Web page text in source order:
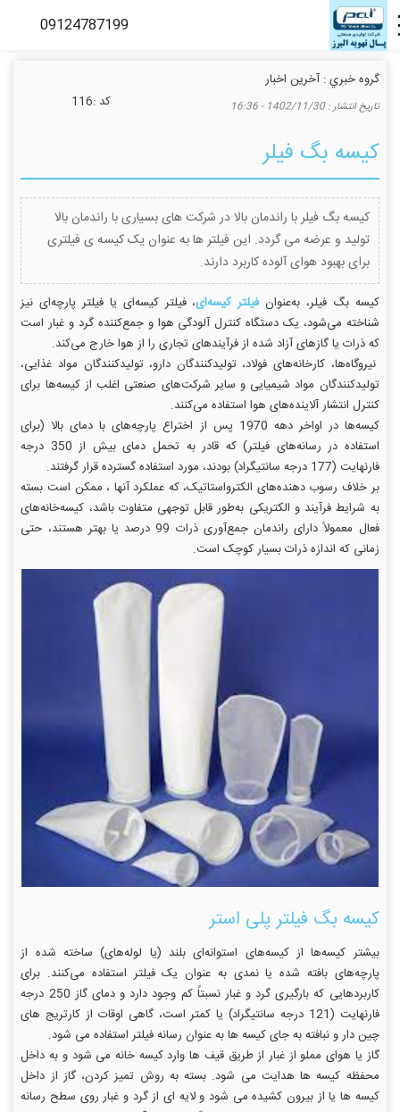
گروه خبري :آخرین اخبار
تاريخ انتشار :1402/11/30 - 16:36 كد :116
کیسه بگ فیلر
کیسه بگ فیلر با راندمان بالا در شرکت های بسیاری با راندمان بالا
تولید و عرضه می گردد. این فیلتر ها به عنوان یک کیسه ی فیلتری
برای بهبود هوای آلوده کاربرد دارند.
کیسه بگ فیلر، به‌عنوانفیلتر کیسه‌ای، فیلتر کیسه‌ای یا فیلتر پارچه‌ای نیز
شناخته می‌شود، یک دستگاه کنترل آلودگی هوا و جمع‌کننده گرد و غبار است
که ذرات یا گازهای آزاد شده از فرآیندهای تجاری را از هوا خارج می‌کند.
نیروگاه‌ها، کارخانه‌های فولاد، تولیدکنندگان دارو، تولیدکنندگان مواد غذایی،
تولیدکنندگان مواد شیمیایی و سایر شرکت‌های صنعتی اغلب از کیسه‌ها برای
کنترل انتشار آلاینده‌های هوا استفاده می‌کنند.
کیسه‌ها در اواخر دهه 1970 پس از اختراع پارچه‌های با دمای بالا (برای
استفاده در رسانه‌های فیلتر) که قادر به تحمل دمای بیش از 350 درجه
فارنهایت (177 درجه سانتیگراد) بودند، مورد استفاده گسترده قرار گرفتند.
بر خلاف رسوب‌ دهنده‌های الکترواستاتیک، که عملکرد آنها ، ممکن است بسته
به شرایط فرآیند و الکتریکی به‌طور قابل ‌توجهی متفاوت باشد، کیسه‌خانه‌های
فعال معمولاً دارای راندمان جمع‌آوری ذرات 99 درصد یا بهتر هستند، حتی
زمانی که اندازه ذرات بسیار کوچک است.
کیسه بگ فیلتر پلی استر
بیشتر کیسه‌ها از کیسه‌های استوانه‌ای بلند (یا لوله‌های) ساخته شده از
پارچه‌های بافته شده یا نمدی به عنوان یک فیلتر استفاده می‌کنند. برای
کاربردهایی که بارگیری گرد و غبار نسبتاً کم وجود دارد و دمای گاز 250 درجه
فارنهایت (121 درجه سانتیگراد) یا کمتر است، گاهی اوقات از کارتریج های
چین دار و نبافته به جای کیسه ها به عنوان رسانه فیلتر استفاده می شود.
گاز یا هوای مملو از غبار از طریق قیف ها وارد کیسه خانه می شود و به داخل
محفظه کیسه ها هدایت می شود. بسته به روش تمیز کردن، گاز از داخل
کیسه ها یا از بیرون کشیده می شود و لایه ای از گرد و غبار روی سطح رسانه